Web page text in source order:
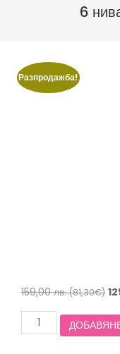
6
Разпродажба!
159,00лв.(81,30€)
количество
за